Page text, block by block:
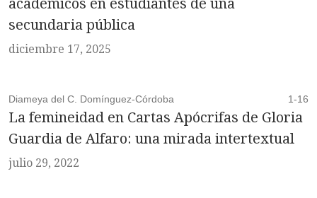
académicos en estudiantes de una
secundaria pública
diciembre 17, 2025
Diameya del C. Domínguez-Córdoba 1-16
La femineidad en Cartas Apócrifas de Gloria
Guardia de Alfaro: una mirada intertextual
julio 29, 2022